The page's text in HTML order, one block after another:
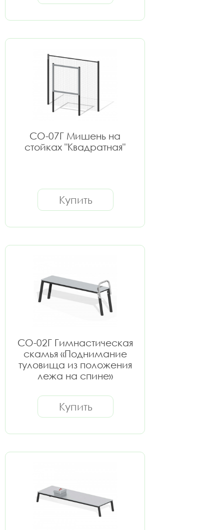
СО-07Г Мишень на
стойках "Квадратная"
Купить
СО-02Г Гимнастическая
скамья «Поднимание
туловища из положения
лежа на спине»
Купить